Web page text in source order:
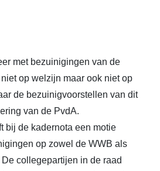
met bezuinigingen van de
op welzijn maar ook niet op
de bezuinigvoorstellen van dit
van de PvdA.
bij de kadernota een motie
op zowel de WWB als
collegepartijen in de raad